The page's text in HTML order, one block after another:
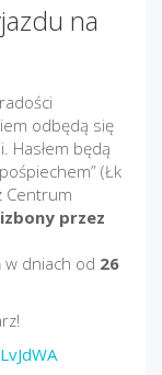
na
odbędą się
Hasłem będą
(Łk
Centrum
przez
w dniach od 26